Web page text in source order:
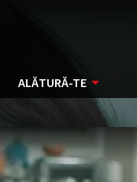
ALĂTURĂ-TE